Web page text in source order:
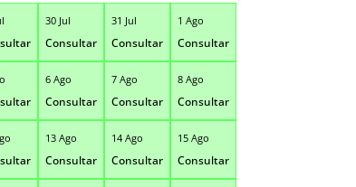
30 Jul
Consultar
31 Jul
Consultar
1 Ago
Consultar
6 Ago
Consultar
7 Ago
Consultar
8 Ago
Consultar
13 Ago
Consultar
14 Ago
Consultar
15 Ago
Consultar